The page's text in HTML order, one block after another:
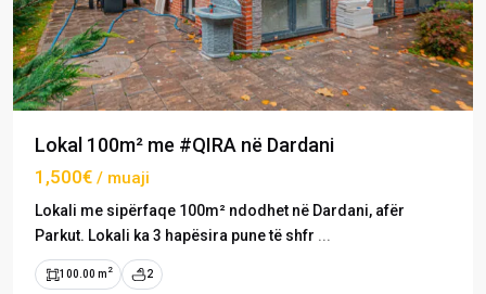
Lokal 100m² me #QIRA në Dardani
1,500€ / muaji
Lokali me sipërfaqe 100m² ndodhet në Dardani, afër
Parkut. Lokali ka 3 hapësira pune të shfr ...
100.00 m 2 2